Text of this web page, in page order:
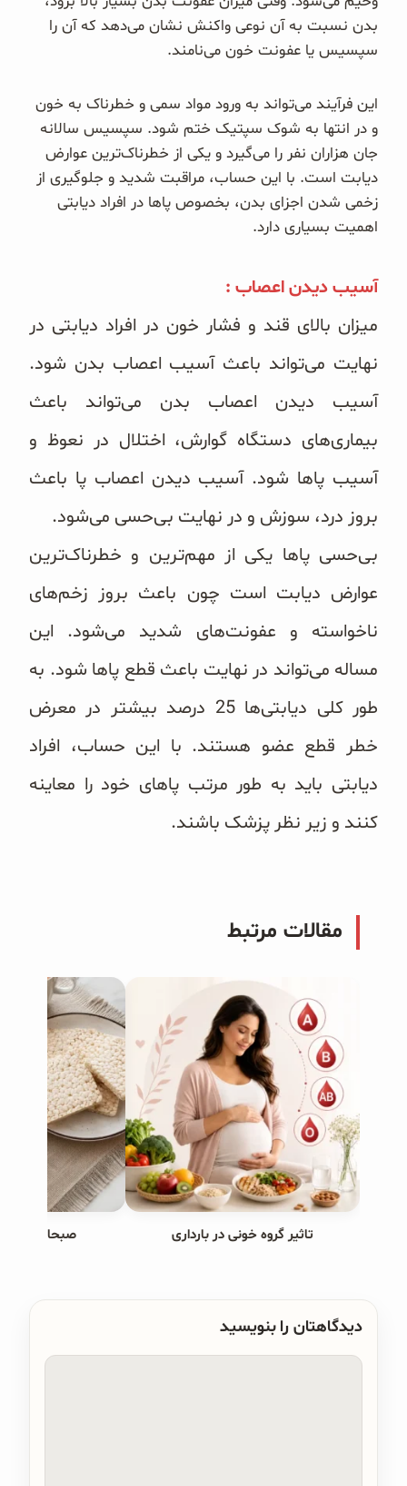
بدن نسبت به آن نوعی واکنش نشان می‌دهد که آن را
سپسیس یا عفونت خون می‌نامند.
این فرآیند می‌تواند به ورود مواد سمی و خطرناک به خون
و در انتها به شوک سپتیک ختم شود. سپسیس سالانه
جان هزاران نفر را می‌گیرد و یکی از خطرناک‌ترین عوارض
دیابت است. با این حساب، مراقبت شدید و جلوگیری از
زخمی شدن اجزای بدن، بخصوص پاها در افراد دیابتی
اهمیت بسیاری دارد.
آسیب دیدن اعصاب :
میزان بالای قند و فشار خون در افراد دیابتی در
نهایت می‌تواند باعث آسیب اعصاب بدن شود.
آسیب دیدن اعصاب بدن می‌تواند باعث
بیماری‌های دستگاه گوارش، اختلال در نعوظ و
آسیب پاها شود. آسیب دیدن اعصاب پا باعث
بروز درد، سوزش و در نهایت بی‌حسی می‌شود.
بی‌حسی پاها یکی از مهم‌ترین و خطرناک‌ترین
عوارض دیابت است چون باعث بروز زخم‌های
ناخواسته و عفونت‌های شدید می‌شود. این
مساله می‌تواند در نهایت باعث قطع پاها شود. به
طور کلی دیابتی‌ها 25 درصد بیشتر در معرض
خطر قطع عضو هستند. با این حساب، افراد
دیابتی باید به طور مرتب پاهای خود را معاینه
کنند و زیر نظر پزشک باشند.
مقالات مرتبط
تاثیر گروه خونی در بارداری صبحانه های
دیدگاهتان را بنویسید